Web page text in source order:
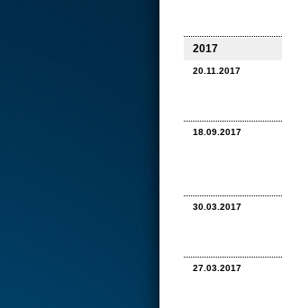
2017
20.11.2017
18.09.2017
30.03.2017
27.03.2017